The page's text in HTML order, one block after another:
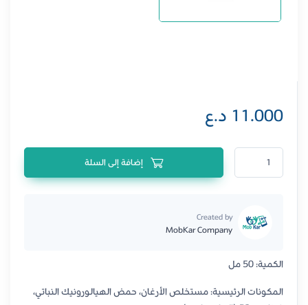
11.000 د.ع
كمية كريم نيوويل ديتوكس النهاري 50 مل
Created by
MobKar Company
الكمية: 50 مل
المكونات الرئيسية: مستخلص الأرغان، حمض الهيالورونيك النباتي،